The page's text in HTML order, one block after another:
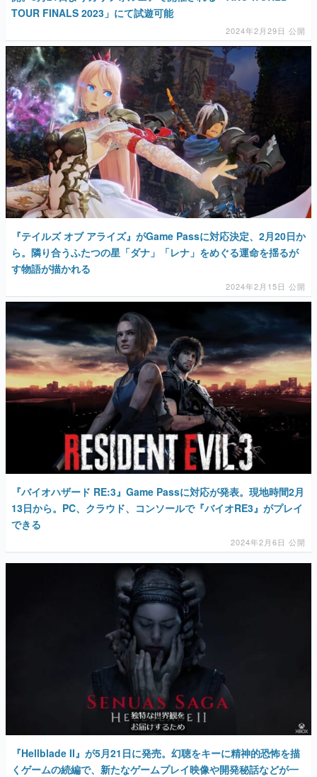
TOUR FINALS 2023」にて試遊可能
2024年2月29日 公開
『テイルズ オブ アライズ』がGame Passに対応決定、2月20日か
ら。隣り合うふたつの星「ダナ」「レナ」をめぐる運命を揺るが
す物語が描かれる
2024年2月15日 公開
『バイオハザード RE:3』Game Passに対応が発表。現地時間2月
13日から。PC、クラウド、コンソールで『バイオRE3』がプレイ
できる
2024年2月6日 公開
『Hellblade II』が5月21日に発売。幻聴をキーに精神的恐怖を描
くゲームの続編で、新たなゲームプレイ映像や開発秘話などが一